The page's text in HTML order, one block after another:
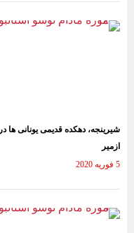
شیرینجه، دهکده قدیمی یونانی ها در
ازمیر
5 فوریه 2020